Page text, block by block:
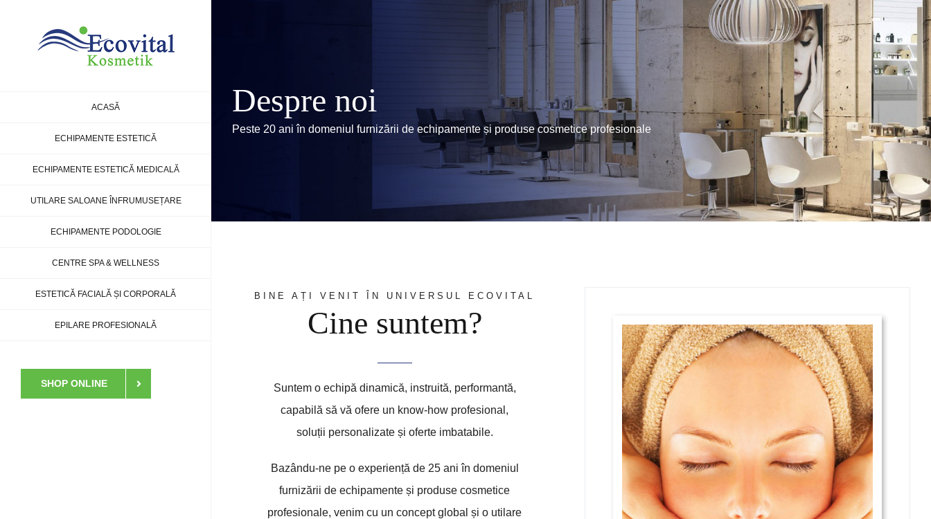
ACASĂ
ECHIPAMENTE ESTETICĂ
ECHIPAMENTE ESTETICĂ MEDICALĂ
UTILARE SALOANE ÎNFRUMUSEȚARE
ECHIPAMENTE PODOLOGIE
CENTRE SPA & WELLNESS
ESTETICĂ FACIALĂ ȘI CORPORALĂ
EPILARE PROFESIONALĂ
SHOP ONLINE
Despre noi
Peste 20 ani în domeniul furnizării de echipamente și produse cosmetice profesionale
BINE AȚI VENIT ÎN UNIVERSUL ECOVITAL
Cine suntem?
Suntem o echipă dinamică, instruită, performantă,
capabilă să vă ofere un know-how profesional,
soluții personalizate și oferte imbatabile.
Bazându-ne pe o experiență de 25 ani în domeniul
furnizării de echipamente și produse cosmetice
profesionale, venim cu un concept global și o utilare